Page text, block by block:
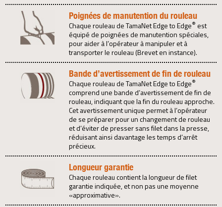
Poignées de manutention du rouleau
Chaque rouleau de TamaNet Edge to Edge® est
équipé de poignées de manutention spéciales,
pour aider à l’opérateur à manipuler et à
transporter le rouleau (Brevet en instance).
Bande d’avertissement de fin de rouleau
Chaque rouleau de TamaNet Edge to Edge®
comprend une bande d’avertissement de fin de
rouleau, indiquant que la fin du rouleau approche.
Cet avertissement unique permet à l’opérateur
de se préparer pour un changement de rouleau
et d’éviter de presser sans filet dans la presse,
réduisant ainsi davantage les temps d’arrêt
précieux.
Longueur garantie
Chaque rouleau contient la longueur de filet
garantie indiquée, et non pas une moyenne
«approximative».